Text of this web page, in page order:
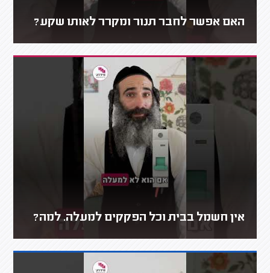
האם אפשר לחבר תנור ומקרר לאותו שקע?
אין חשמל בבית וכל הפקקים למעלה. למה?